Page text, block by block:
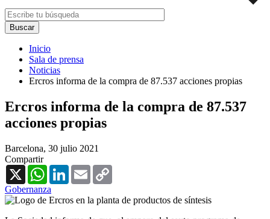
Inicio
Sala de prensa
Noticias
Ercros informa de la compra de 87.537 acciones propias
Ercros informa de la compra de 87.537
acciones propias
Barcelona, 30 julio 2021
Compartir
X
WhatsAppLinkedInEmail
Gobernanza